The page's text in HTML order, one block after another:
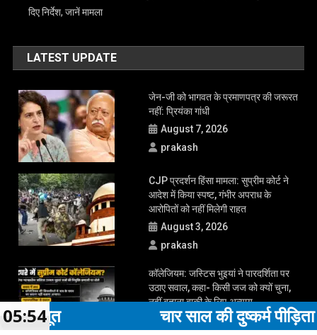
दिए निर्देश, जानें मामला
LATEST UPDATE
जेन-जी को भागवत के प्रमाणपत्र की जरूरत
नहीं: प्रियंका गांधी
August 7, 2026
prakash
CJP प्रदर्शन हिंसा मामला: सुप्रीम कोर्ट ने
आदेश में किया स्पष्ट, गंभीर अपराध के
आरोपितों को नहीं मिलेगी राहत
August 3, 2026
prakash
कॉलेजियम: जस्टिस भुइयां ने पारदर्शिता पर
उठाए सवाल, कहा- किसी जज को क्यों चुना,
नहीं बताना बाकी के लिए अन्याय
August 2, 2026
चार साल की दुष्कर्म पीड़िता का
05:54